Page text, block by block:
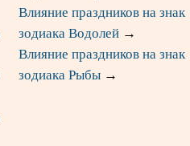
Влияние праздников на знак
зодиака Водолей →
Влияние праздников на знак
зодиака Рыбы →